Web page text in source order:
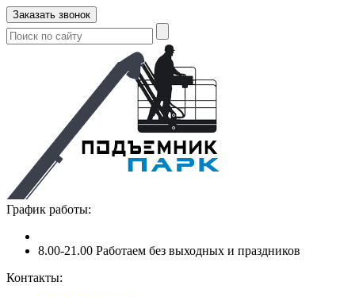
Заказать звонок
График работы:
8.00-21.00 Работаем без выходных и праздников
Контакты: